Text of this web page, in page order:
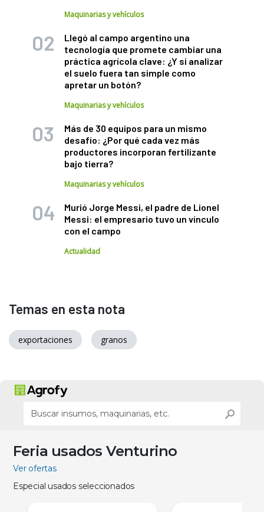
Maquinarias y vehículos
Llegó al campo argentino una
tecnología que promete cambiar una
práctica agrícola clave: ¿Y si analizar
el suelo fuera tan simple como
apretar un botón?
Maquinarias y vehículos
Más de 30 equipos para un mismo
desafío: ¿Por qué cada vez más
productores incorporan fertilizante
bajo tierra?
Maquinarias y vehículos
Murió Jorge Messi, el padre de Lionel
Messi: el empresario tuvo un vínculo
con el campo
Actualidad
Temas en esta nota
exportaciones granos
Feria usados Venturino
Ver ofertas
Especial usados seleccionados